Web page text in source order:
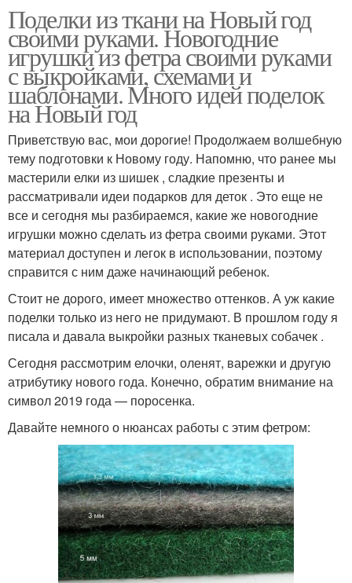
Поделки из ткани на Новый год
своими руками. Новогодние
игрушки из фетра своими руками
с выкройками, схемами и
шаблонами. Много идей поделок
на Новый год
Приветствую вас, мои дорогие! Продолжаем волшебную
тему подготовки к Новому году. Напомню, что ранее мы
мастерили елки из шишек , сладкие презенты и
рассматривали идеи подарков для деток . Это еще не
все и сегодня мы разбираемся, какие же новогодние
игрушки можно сделать из фетра своими руками. Этот
материал доступен и легок в использовании, поэтому
справится с ним даже начинающий ребенок.
Стоит не дорого, имеет множество оттенков. А уж какие
поделки только из него не придумают. В прошлом году я
писала и давала выкройки разных тканевых собачек .
Сегодня рассмотрим елочки, оленят, варежки и другую
атрибутику нового года. Конечно, обратим внимание на
символ 2019 года — поросенка.
Давайте немного о нюансах работы с этим фетром: